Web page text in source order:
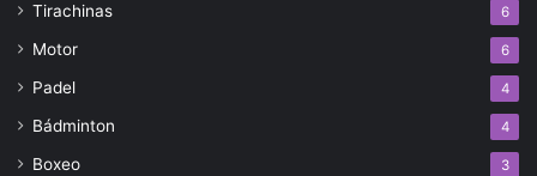
Tirachinas 6
Motor 6
Padel 4
Bádminton 4
Boxeo 3